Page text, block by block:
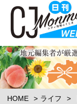
HOME ライフ